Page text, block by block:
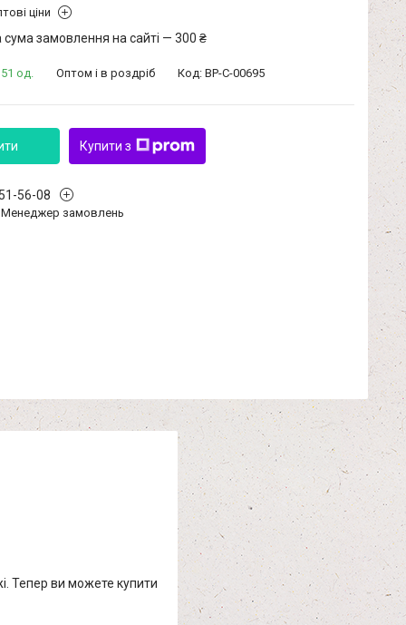
ціни
сума замовлення на сайті — 300 ₴
од. Оптом і в роздріб Код: BP-C-00695
Купити з
56-08
Менеджер замовлень
Тепер ви можете купити